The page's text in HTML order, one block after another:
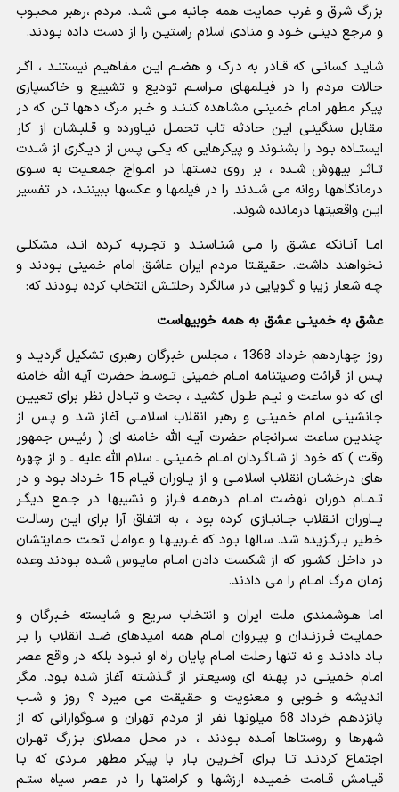
بزرگ شرق و غرب حمایت همه جانبه مـى شـد. مردم ،رهبر محبـوب
و مرجع دینـى خـود و منادى اسلام راستیـن را از دست داده بـودند.
شایـد کسانـى که قـادر به درک و هضـم ایـن مفاهیـم نیستنـد ، اگـر
حالات مردم را در فیـلمهاى مـراسـم تودیع و تشییع و خاکسپارى
پیکر مطهر امام خمینـى مشاهده کنـنـد و خـبر مرگ دهها تـن که در
مقابل سنگینـى ایـن حادثه تاب تحمـل نیـاورده و قـلبـشان از کار
ایستـاده بـود را بشنـوند و پیکرهایى که یکـى پـس از دیـگرى از شـدت
تـاثـر بیهوش شـده ، بر روى دسـتها در امـواج جمعـیت به سـوى
درمانگاهها روانه مى شـدند را در فیلمها و عکسها ببیننـد، در تفسیر
ایـن واقعیتها درمانده شوند.
امـا آنـانکه عشـق را مـى شنـاسنـد و تجـربـه کـرده انـد، مشکلـى
نـخواهند داشت. حقیقـتا مردم ایران عاشق امام خمینى بـودند و
چـه شعار زیبا و گـویایى در سالگرد رحلتـش انتخاب کرده بـودند که:
عشق به خمینـى عشق به همه خوبیهاست
روز چهاردهم خرداد 1368 ، مجلس خبرگان رهبری تشکیل گردیـد و
پـس از قرائت وصیتنامه امـام خمینى تـوسـط حضرت آیـه الله خامنه
اى که دو ساعت و نیـم طـول کشید ، بحث و تبـادل نظر براى تعییـن
جانشینـى امام خمینـى و رهبر انقلاب اسلامـى آغاز شد و پـس از
چندیـن ساعت سـرانجام حضرت آیـه الله خامنه اى ( رئیـس جمهور
وقت ) که خود از شـاگـردان امـام خمینـى ـ سلام الله علیه ـ و از چهره
هاى درخشـان انقلاب اسلامـى و از یـاوران قیـام 15 خـرداد بـود و در
تـمـام دوران نهضت امـام درهمـه فـراز و نشیبها در جـمع دیگـر
یــاوران انـقلاب جـانبـازى کرده بود ، به اتفاق آرا براى ایـن رسالـت
خطیر بـرگـزیده شد. سالها بـود که غـربیـها و عوامل تحت حمایتشان
در داخل کشـور که از شکست دادن امـام مایـوس شـده بـودند وعده
زمان مرگ امـام را مى دادند.
اما هـوشمندى ملت ایران و انتخاب سریع و شایسته خـبرگان و
حمایـت فـرزنـدان و پیـروان امـام همه امیدهاى ضـد انقلاب را بـر
بـاد دادنـد و نه تنها رحلت امـام پایان راه او نبـود بلکه در واقع عصر
امام خمینـى در پهـنه اى وسیعـتر از گـذشـته آغاز شده بـود. مگر
اندیشه و خـوبى و معنویت و حقیقت مى میرد ؟ روز و شـب
پانزدهـم خرداد 68 میلونها نفر از مردم تهران و سـوگوارانى که از
شهرها و روستاها آمـده بـودند ، در محل مصلاى بـزرگ تهـران
اجتماع کردنـد تـا بـراى آخـریـن بـار با پیکر مطهر مـردى که بـا
قیـامش قـامت خمیـده ارزشها و کرامتها را در عصر سیاه ستـم